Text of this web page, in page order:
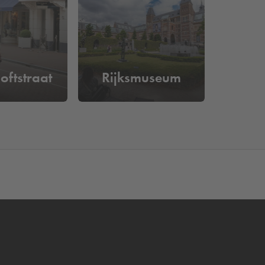
kant zie je een grote diamant die jij mag
. Wil je toch liever ergens anders parkeren in
Rijksmuseum